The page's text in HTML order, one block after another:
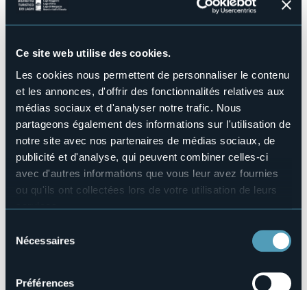
Ce site web utilise des cookies.
Les cookies nous permettent de personnaliser le contenu
et les annonces, d'offrir des fonctionnalités relatives aux
médias sociaux et d'analyser notre trafic. Nous
partageons également des informations sur l'utilisation de
notre site avec nos partenaires de médias sociaux, de
publicité et d'analyse, qui peuvent combiner celles-ci
avec d'autres informations que vous leur avez fournies
ou qu'ils ont collectées lors de votre utilisation de leurs
services.
manière de les gérer et de les supprimer,
cliquez ici
Nécessaires
Préférences
Piscine
No
Nombres de chambres
Nombres de lits
E-mail
info@albergodacecilia.com
Site Internet
http://www.albergodacecilia.com
+39 0324 234166 / +39 328 3249960
Codice CIR
103012-ALB-00005